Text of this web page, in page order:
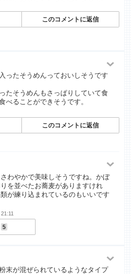
このコメントに返信
ったそうめんっておいしそうです
たそうめんもさっぱりしていて食
べることができそうです。
このコメントに返信
わやかで美味しそうですね。かぼ
を並べたお蕎麦がありますけれ
が練り込まれているのもいいです
5
末が混ぜられているようなタイプ